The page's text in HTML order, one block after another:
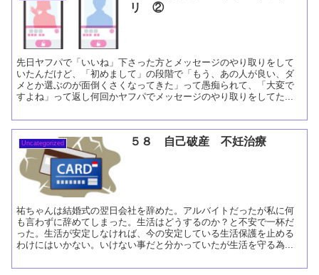
リ ②
先日ヤフパで「いいね」下さった方とメッセージのやり取りをして
いたんだけど、「初めまして」の段階で「もう、あの人が良い、ダ
メとか選ぶのが面倒くさくなってきた」って愚痴られて、「大変で
すよね」って返し何回かヤフパでメッセージのやり取りをしてた...
Uncategorized ５８ 自己破産 不妊治療
祐ちゃんは結婚式の翌日会社を辞めた。アルバイトだったが私に何
も言わずに辞めてしまった。生活はどうするのか？と不安で一杯だ
った。生活が安定しなければ、今の安定している生活保護を止める
わけにはいかない。いけない事だと分かっていたが生活を守る為...